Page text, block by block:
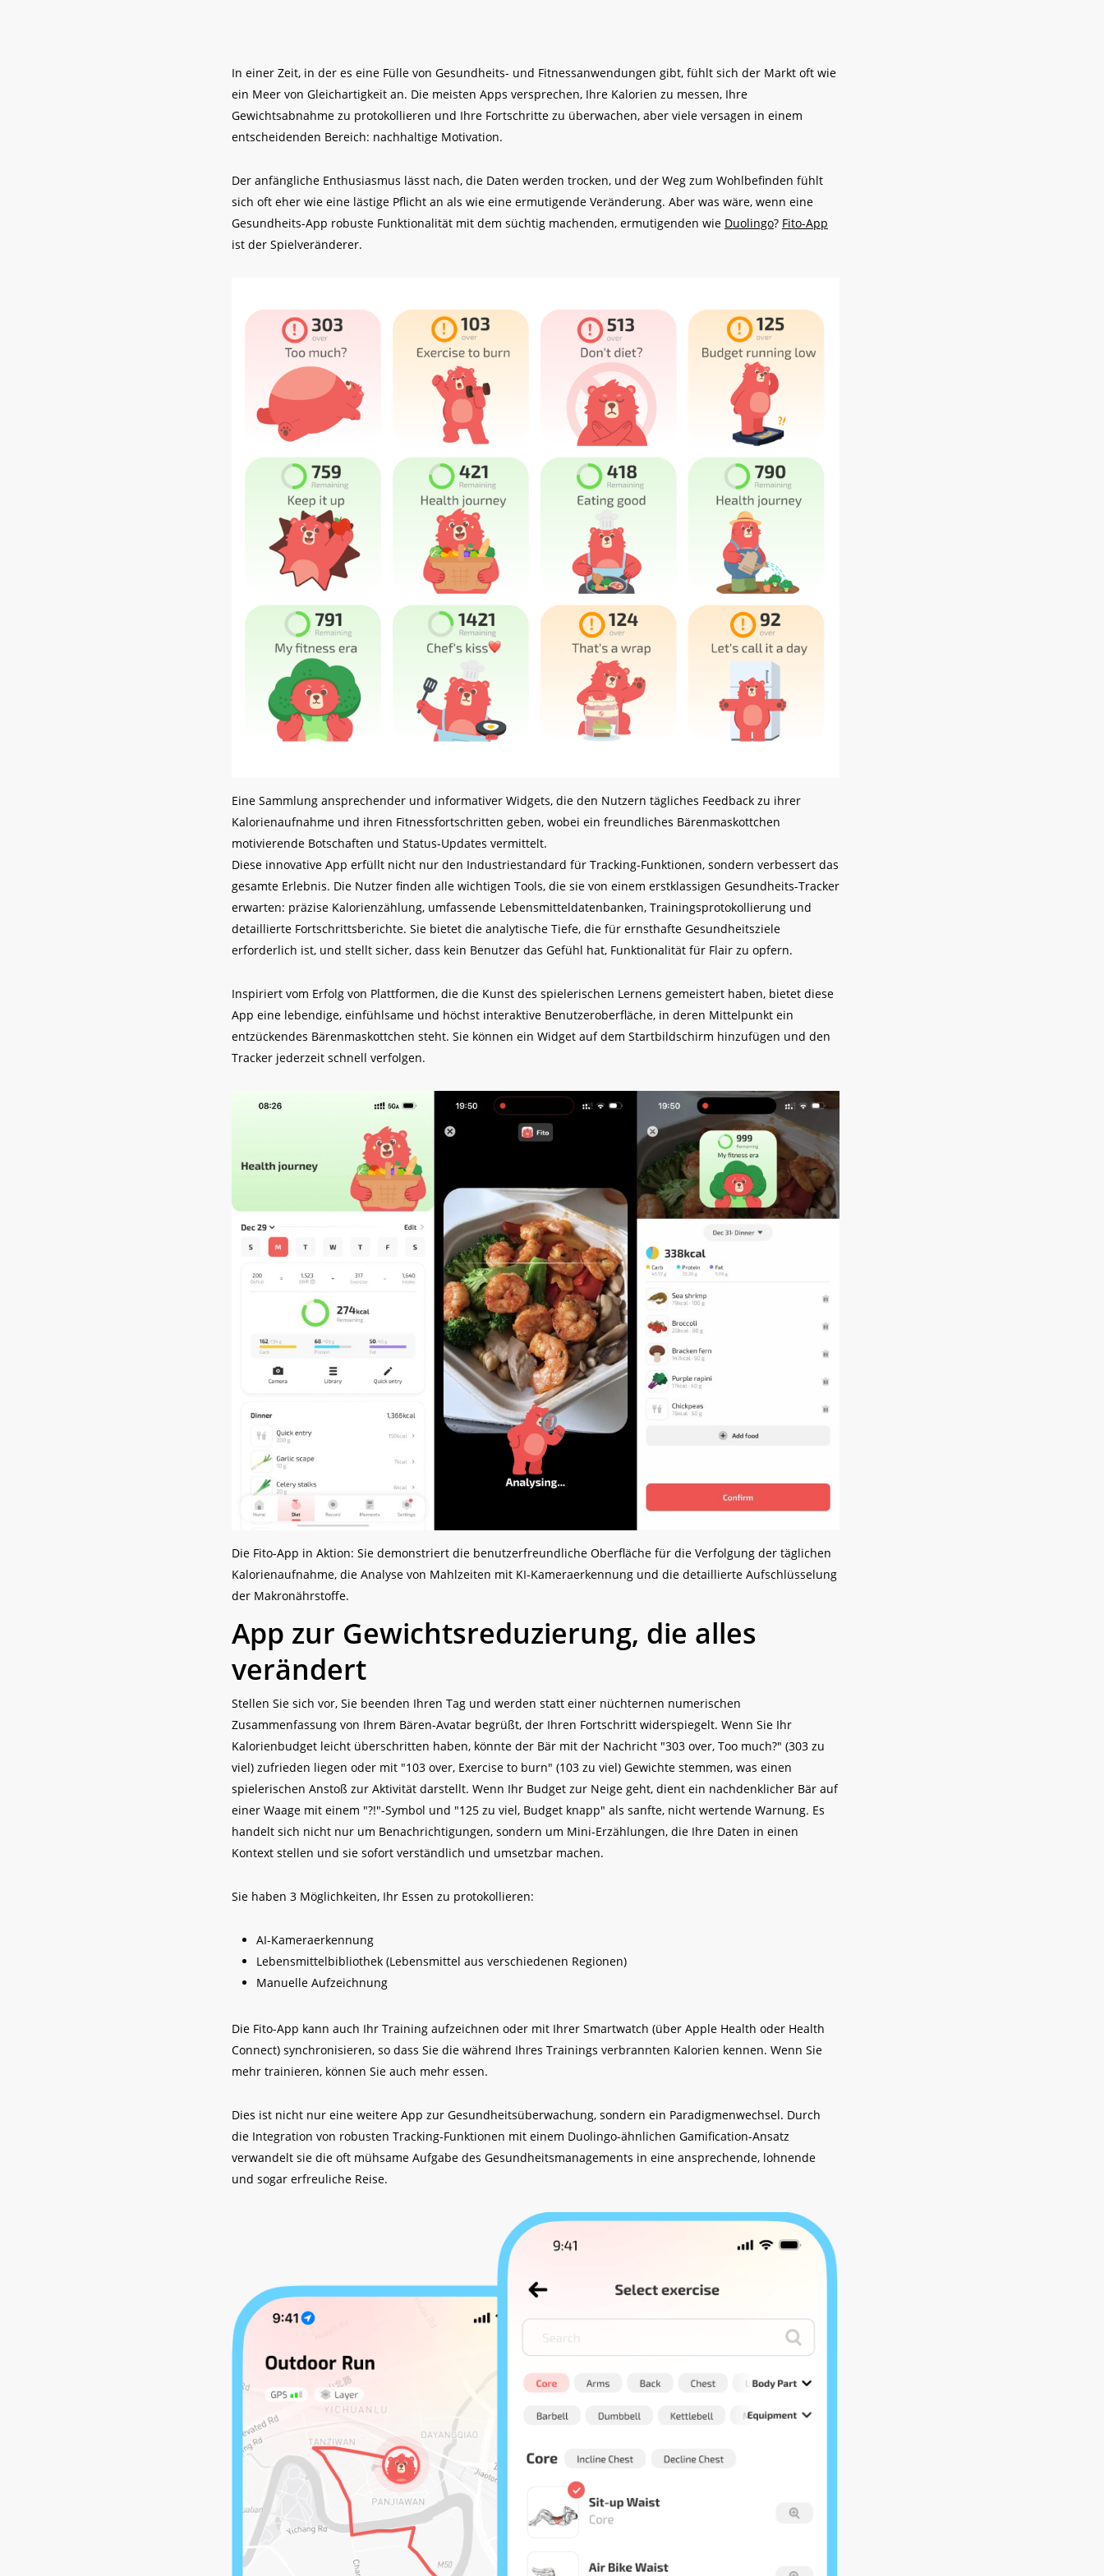
In einer Zeit, in der es eine Fülle von Gesundheits- und Fitnessanwendungen gibt, fühlt sich der Markt oft wie
ein Meer von Gleichartigkeit an. Die meisten Apps versprechen, Ihre Kalorien zu messen, Ihre
Gewichtsabnahme zu protokollieren und Ihre Fortschritte zu überwachen, aber viele versagen in einem
entscheidenden Bereich: nachhaltige Motivation.
Der anfängliche Enthusiasmus lässt nach, die Daten werden trocken, und der Weg zum Wohlbefinden fühlt
sich oft eher wie eine lästige Pflicht an als wie eine ermutigende Veränderung. Aber was wäre, wenn eine
Gesundheits-App robuste Funktionalität mit dem süchtig machenden, ermutigenden wie Duolingo? Fito-App
ist der Spielveränderer.
Eine Sammlung ansprechender und informativer Widgets, die den Nutzern tägliches Feedback zu ihrer
Kalorienaufnahme und ihren Fitnessfortschritten geben, wobei ein freundliches Bärenmaskottchen
motivierende Botschaften und Status-Updates vermittelt.
Diese innovative App erfüllt nicht nur den Industriestandard für Tracking-Funktionen, sondern verbessert das
gesamte Erlebnis. Die Nutzer finden alle wichtigen Tools, die sie von einem erstklassigen Gesundheits-Tracker
erwarten: präzise Kalorienzählung, umfassende Lebensmitteldatenbanken, Trainingsprotokollierung und
detaillierte Fortschrittsberichte. Sie bietet die analytische Tiefe, die für ernsthafte Gesundheitsziele
erforderlich ist, und stellt sicher, dass kein Benutzer das Gefühl hat, Funktionalität für Flair zu opfern.
Inspiriert vom Erfolg von Plattformen, die die Kunst des spielerischen Lernens gemeistert haben, bietet diese
App eine lebendige, einfühlsame und höchst interaktive Benutzeroberfläche, in deren Mittelpunkt ein
entzückendes Bärenmaskottchen steht. Sie können ein Widget auf dem Startbildschirm hinzufügen und den
Tracker jederzeit schnell verfolgen.
Die Fito-App in Aktion: Sie demonstriert die benutzerfreundliche Oberfläche für die Verfolgung der täglichen
Kalorienaufnahme, die Analyse von Mahlzeiten mit KI-Kameraerkennung und die detaillierte Aufschlüsselung
der Makronährstoffe.
App zur Gewichtsreduzierung, die alles
verändert
Stellen Sie sich vor, Sie beenden Ihren Tag und werden statt einer nüchternen numerischen
Zusammenfassung von Ihrem Bären-Avatar begrüßt, der Ihren Fortschritt widerspiegelt. Wenn Sie Ihr
Kalorienbudget leicht überschritten haben, könnte der Bär mit der Nachricht "303 over, Too much?" (303 zu
viel) zufrieden liegen oder mit "103 over, Exercise to burn" (103 zu viel) Gewichte stemmen, was einen
spielerischen Anstoß zur Aktivität darstellt. Wenn Ihr Budget zur Neige geht, dient ein nachdenklicher Bär auf
einer Waage mit einem "?!"-Symbol und "125 zu viel, Budget knapp" als sanfte, nicht wertende Warnung. Es
handelt sich nicht nur um Benachrichtigungen, sondern um Mini-Erzählungen, die Ihre Daten in einen
Kontext stellen und sie sofort verständlich und umsetzbar machen.
Sie haben 3 Möglichkeiten, Ihr Essen zu protokollieren:
AI-Kameraerkennung
Lebensmittelbibliothek (Lebensmittel aus verschiedenen Regionen)
Manuelle Aufzeichnung
Die Fito-App kann auch Ihr Training aufzeichnen oder mit Ihrer Smartwatch (über Apple Health oder Health
Connect) synchronisieren, so dass Sie die während Ihres Trainings verbrannten Kalorien kennen. Wenn Sie
mehr trainieren, können Sie auch mehr essen.
Dies ist nicht nur eine weitere App zur Gesundheitsüberwachung, sondern ein Paradigmenwechsel. Durch
die Integration von robusten Tracking-Funktionen mit einem Duolingo-ähnlichen Gamification-Ansatz
verwandelt sie die oft mühsame Aufgabe des Gesundheitsmanagements in eine ansprechende, lohnende
und sogar erfreuliche Reise.